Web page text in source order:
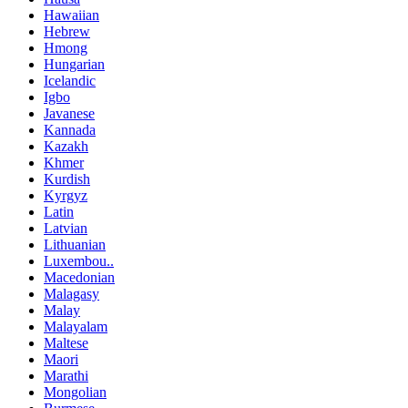
Hawaiian
Hebrew
Hmong
Hungarian
Icelandic
Igbo
Javanese
Kannada
Kazakh
Khmer
Kurdish
Kyrgyz
Latin
Latvian
Lithuanian
Luxembou..
Macedonian
Malagasy
Malay
Malayalam
Maltese
Maori
Marathi
Mongolian